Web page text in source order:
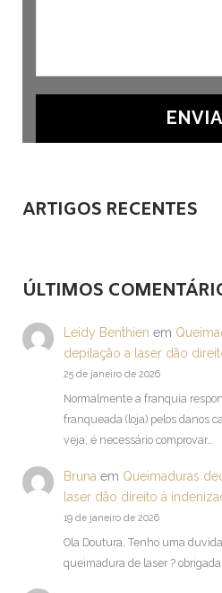
ARTIGOS RECENTES
ÚLTIMOS
Leidy Benthien em
depilação a laser dão
25 de janeiro de 2026
Normalmente a franquia
franqueada (loja) pelos danos
veja, é necessário comprovar…
Bruna em Queimaduras
laser dão direito à
19 de janeiro de 2026
Ola Doutura, Tenho uma
queimadura de laser ? obrigada